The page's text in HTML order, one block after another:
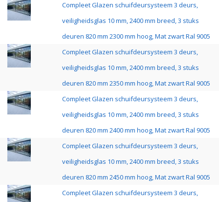
Compleet Glazen schuifdeursysteem 3 deurs,
veiligheidsglas 10 mm, 2400 mm breed, 3 stuks
deuren 820 mm 2300 mm hoog, Mat zwart Ral 9005
Compleet Glazen schuifdeursysteem 3 deurs,
veiligheidsglas 10 mm, 2400 mm breed, 3 stuks
deuren 820 mm 2350 mm hoog, Mat zwart Ral 9005
Compleet Glazen schuifdeursysteem 3 deurs,
veiligheidsglas 10 mm, 2400 mm breed, 3 stuks
deuren 820 mm 2400 mm hoog, Mat zwart Ral 9005
Compleet Glazen schuifdeursysteem 3 deurs,
veiligheidsglas 10 mm, 2400 mm breed, 3 stuks
deuren 820 mm 2450 mm hoog, Mat zwart Ral 9005
Compleet Glazen schuifdeursysteem 3 deurs,